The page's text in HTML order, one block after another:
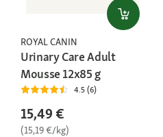
ROYAL CANIN
Urinary Care Adult
Mousse 12x85 g
4.5 (6)
15,49 €
(15,19 €/kg)